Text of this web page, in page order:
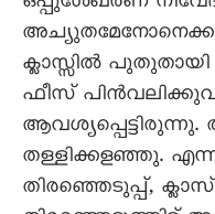
ക്ലാസ്സിൽ
ഫീസ്
ആവശ്യപ്പെട്ടിരുന്നു.
തള്ളിക്കളഞ്ഞു.
തിരഞ്ഞെടുപ്പ്, ക്ലാസ്